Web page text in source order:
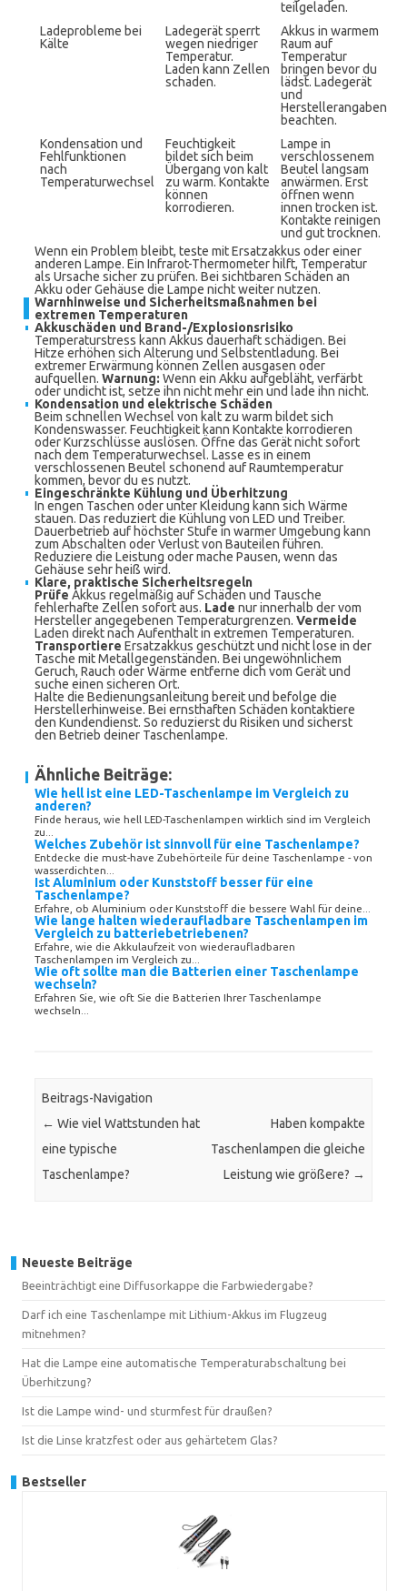
teilgeladen.
Ladeprobleme bei
Kälte
Ladegerät sperrt
wegen niedriger
Temperatur.
Laden kann Zellen
schaden.
Akkus in warmem
Raum auf
Temperatur
bringen bevor du
lädst. Ladegerät
und
Herstellerangaben
beachten.
Kondensation und
Fehlfunktionen
nach
Temperaturwechsel
Feuchtigkeit
bildet sich beim
Übergang von kalt
zu warm. Kontakte
können
korrodieren.
Lampe in
verschlossenem
Beutel langsam
anwärmen. Erst
öffnen wenn
innen trocken ist.
Kontakte reinigen
und gut trocknen.
Wenn ein Problem bleibt, teste mit Ersatzakkus oder einer
anderen Lampe. Ein Infrarot-Thermometer hilft, Temperatur
als Ursache sicher zu prüfen. Bei sichtbaren Schäden an
Akku oder Gehäuse die Lampe nicht weiter nutzen.
Warnhinweise und Sicherheitsmaßnahmen bei
extremen Temperaturen
Akkuschäden und Brand-/Explosionsrisiko
Temperaturstress kann Akkus dauerhaft schädigen. Bei
Hitze erhöhen sich Alterung und Selbstentladung. Bei
extremer Erwärmung können Zellen ausgasen oder
aufquellen. Warnung: Wenn ein Akku aufgebläht, verfärbt
oder undicht ist, setze ihn nicht mehr ein und lade ihn nicht.
Kondensation und elektrische Schäden
Beim schnellen Wechsel von kalt zu warm bildet sich
Kondenswasser. Feuchtigkeit kann Kontakte korrodieren
oder Kurzschlüsse auslösen. Öffne das Gerät nicht sofort
nach dem Temperaturwechsel. Lasse es in einem
verschlossenen Beutel schonend auf Raumtemperatur
kommen, bevor du es nutzt.
Eingeschränkte Kühlung und Überhitzung
In engen Taschen oder unter Kleidung kann sich Wärme
stauen. Das reduziert die Kühlung von LED und Treiber.
Dauerbetrieb auf höchster Stufe in warmer Umgebung kann
zum Abschalten oder Verlust von Bauteilen führen.
Reduziere die Leistung oder mache Pausen, wenn das
Gehäuse sehr heiß wird.
Klare, praktische Sicherheitsregeln
Prüfe Akkus regelmäßig auf Schäden und Tausche
fehlerhafte Zellen sofort aus. Lade nur innerhalb der vom
Hersteller angegebenen Temperaturgrenzen. Vermeide
Laden direkt nach Aufenthalt in extremen Temperaturen.
Transportiere Ersatzakkus geschützt und nicht lose in der
Tasche mit Metallgegenständen. Bei ungewöhnlichem
Geruch, Rauch oder Wärme entferne dich vom Gerät und
suche einen sicheren Ort.
Halte die Bedienungsanleitung bereit und befolge die
Herstellerhinweise. Bei ernsthaften Schäden kontaktiere
den Kundendienst. So reduzierst du Risiken und sicherst
den Betrieb deiner Taschenlampe.
Ähnliche Beiträge:
Wie hell ist eine LED-Taschenlampe im Vergleich zu
anderen?
Finde heraus, wie hell LED-Taschenlampen wirklich sind im Vergleich
zu...
Welches Zubehör ist sinnvoll für eine Taschenlampe?
Entdecke die must-have Zubehörteile für deine Taschenlampe - von
wasserdichten...
Ist Aluminium oder Kunststoff besser für eine
Taschenlampe?
Erfahre, ob Aluminium oder Kunststoff die bessere Wahl für deine...
Wie lange halten wiederaufladbare Taschenlampen im
Vergleich zu batteriebetriebenen?
Erfahre, wie die Akkulaufzeit von wiederaufladbaren
Taschenlampen im Vergleich zu...
Wie oft sollte man die Batterien einer Taschenlampe
wechseln?
Erfahren Sie, wie oft Sie die Batterien Ihrer Taschenlampe
wechseln...
Beitrags-Navigation
← Wie viel Wattstunden hat
eine typische
Taschenlampe?
Haben kompakte
Taschenlampen die gleiche
Leistung wie größere? →
Neueste Beiträge
Beeinträchtigt eine Diffusorkappe die Farbwiedergabe?
Darf ich eine Taschenlampe mit Lithium-Akkus im Flugzeug
mitnehmen?
Hat die Lampe eine automatische Temperaturabschaltung bei
Überhitzung?
Ist die Lampe wind- und sturmfest für draußen?
Ist die Linse kratzfest oder aus gehärtetem Glas?
Bestseller